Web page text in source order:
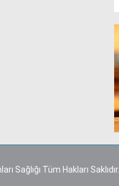
Sağlığı Tüm Hakları Saklıdır.